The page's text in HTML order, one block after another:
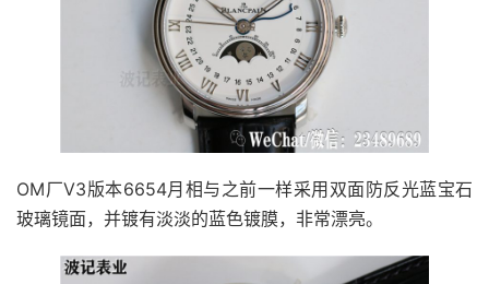
OM厂V3版本6654月相与之前一样采用双面防反光蓝宝石
玻璃镜面，并镀有淡淡的蓝色镀膜，非常漂亮。